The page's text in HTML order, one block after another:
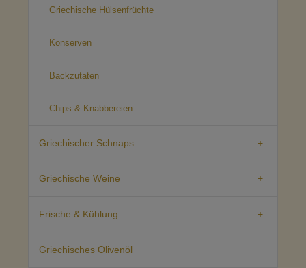
Griechische Hülsenfrüchte
Konserven
Backzutaten
Chips & Knabbereien
Griechischer Schnaps
Griechische Weine
Frische & Kühlung
Griechisches Olivenöl